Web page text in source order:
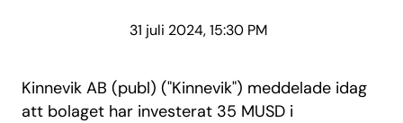
31 juli 2024, 15:30 PM
Kinnevik AB (publ) ("Kinnevik") meddelade idag
att bolaget har investerat 35 MUSD i